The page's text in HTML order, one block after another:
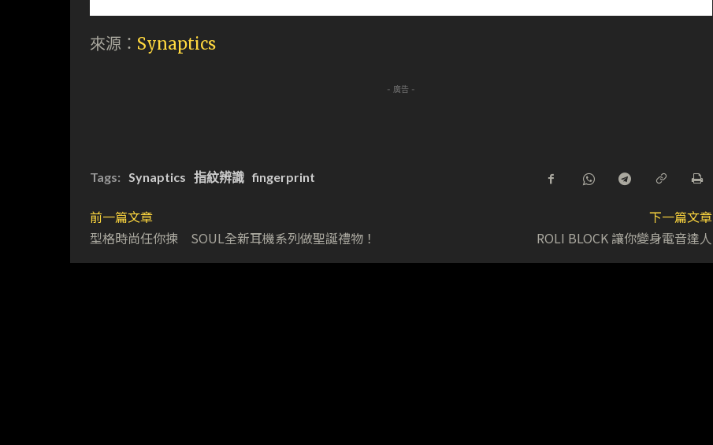
來源： Synaptics
- 廣告 -
Tags: Synaptics 指紋辨識 fingerprint
前一篇文章
型格時尚任你揀 SOUL全新耳機系列做聖誕禮物！
下一篇文章
ROLI BLOCK 讓你變身電音達人